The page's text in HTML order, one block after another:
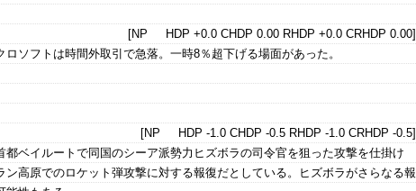
[NP HDP +0.0 CHDP 0.00 RHDP +0.0 CRHDP 0.00]
ロソフトは時間外取引で急落。一時8％超下げる場面があった。
[NP HDP -1.0 CHDP -0.5 RHDP -1.0 CRHDP -0.5]
都ベイルートで同国のシーア派勢力ヒズボラの司令官を狙った攻撃を仕掛け
ン高原でのロケット弾攻撃に対する報復だとしている。ヒズボラがさらなる報